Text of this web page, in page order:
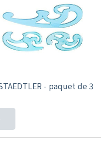
- paquet de 3